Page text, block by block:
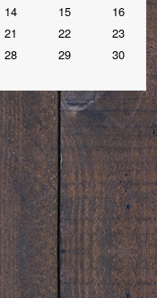
14 15
16
21 22
23
28 29
30